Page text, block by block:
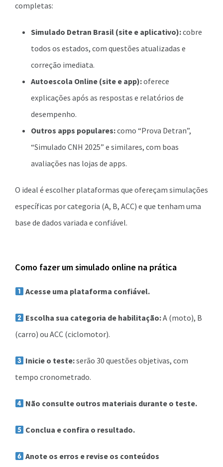
completas:
Simulado Detran Brasil (site e aplicativo):cobre
todos os estados, com questões atualizadas e
correção imediata.
Autoescola Online (site e app):oferece
explicações após as respostas e relatórios de
desempenho.
Outros apps populares:como “Prova Detran”,
“Simulado CNH 2025” e similares, com boas
avaliações nas lojas de apps.
O ideal é escolher plataformas que ofereçam simulações
específicas por categoria (A, B, ACC) e que tenham uma
base de dados variada e confiável.
Como fazer um simulado online na prática
Acesse uma plataforma confiável.
Escolha sua categoria de habilitação:A (moto), B
(carro) ou ACC (ciclomotor).
Inicie o teste:serão 30 questões objetivas, com
tempo cronometrado.
Não consulte outros materiais durante o teste.
Conclua e confira o resultado.
Anote os erros e revise os conteúdos